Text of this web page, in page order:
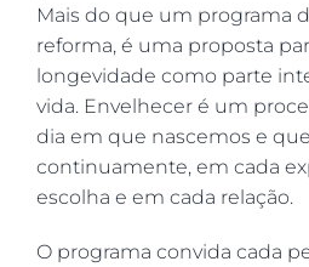
Mais do que um programa
reforma, é uma proposta
longevidade como parte
vida. Envelhecer é um
dia em que nascemos e
continuamente, em cada
escolha e em cada relação.
O programa convida cada